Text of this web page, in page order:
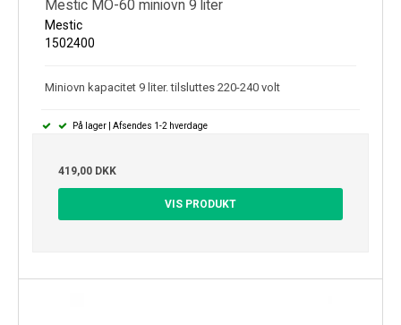
Mestic MO-60 miniovn 9 liter
Mestic
1502400
Miniovn kapacitet 9 liter. tilsluttes 220-240 volt
På lager | Afsendes 1-2 hverdage
419,00 DKK
VIS PRODUKT